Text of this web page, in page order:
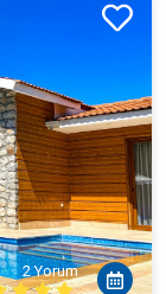
2 Yorum